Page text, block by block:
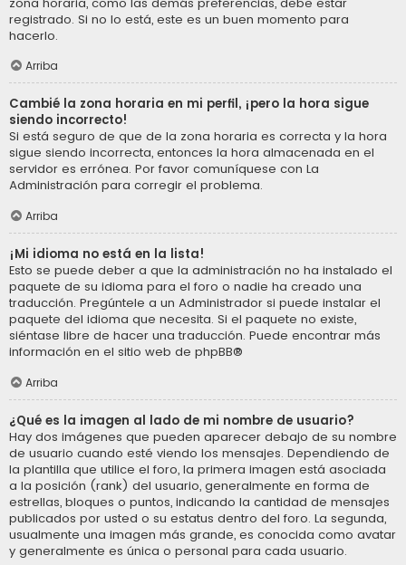
registrado. Si no lo está, este es un buen momento para
hacerlo.
Arriba
Cambié la zona horaria en mi perfil, ¡pero la hora sigue
siendo incorrecto!
Si está seguro de que de la zona horaria es correcta y la hora
sigue siendo incorrecta, entonces la hora almacenada en el
servidor es errónea. Por favor comuníquese con La
Administración para corregir el problema.
Arriba
¡Mi idioma no está en la lista!
Esto se puede deber a que la administración no ha instalado el
paquete de su idioma para el foro o nadie ha creado una
traducción. Pregúntele a un Administrador si puede instalar el
paquete del idioma que necesita. Si el paquete no existe,
siéntase libre de hacer una traducción. Puede encontrar más
información en el sitio web de phpBB®
Arriba
¿Qué es la imagen al lado de mi nombre de usuario?
Hay dos imágenes que pueden aparecer debajo de su nombre
de usuario cuando esté viendo los mensajes. Dependiendo de
la plantilla que utilice el foro, la primera imagen está asociada
a la posición (rank) del usuario, generalmente en forma de
estrellas, bloques o puntos, indicando la cantidad de mensajes
publicados por usted o su estatus dentro del foro. La segunda,
usualmente una imagen más grande, es conocida como avatar
y generalmente es única o personal para cada usuario.